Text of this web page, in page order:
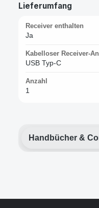
Lieferumfang
Receiver enthalten
Ja
Kabelloser Receiver-
USB Typ-C
Anzahl
1
Handbücher &